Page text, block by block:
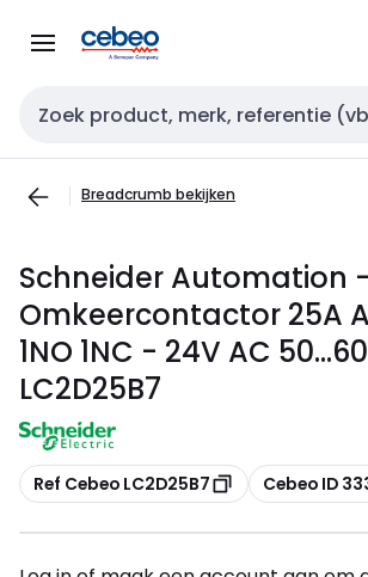
naar
naar
Zoekveld invoer
Breadcrumb bekijken
Schneider Automation -
Omkeercontactor 25A
1NO 1NC - 24V AC
LC2D25B7
Kopiëren
Ref Cebeo LC2D25B7 Kopiëren
Cebeo ID